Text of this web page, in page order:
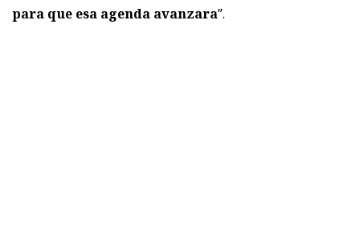
para que esa agenda avanzara”.